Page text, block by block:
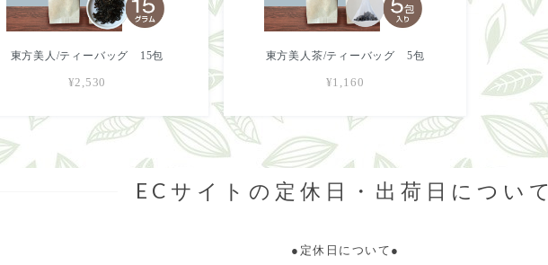
東方美人/ティーバッグ 15包
¥2,530
東方美人茶/ティーバッグ 5包
¥1,160
ECサイトの定休日・出荷日について
●定休日について●